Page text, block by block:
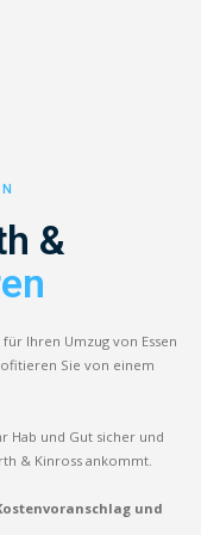
&
für Ihren Umzug von Essen
Sie von einem
Hab und Gut sicher und
& Kinross ankommt.
und